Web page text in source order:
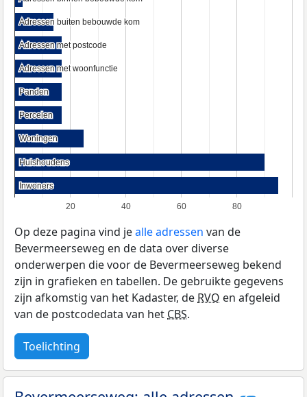
20 40 60 80
Adressen buiten bebouwde kom
Adressen buiten bebouwde kom
Adressen met postcode
Adressen met postcode
Adressen met woonfunctie
Adressen met woonfunctie
Panden
Panden
Percelen
Percelen
Woningen
Woningen
Huishoudens
Huishoudens
Inwoners
Inwoners
Op deze pagina vind jealle adressen van de
Bevermeerseweg en de data over diverse
onderwerpen die voor de Bevermeerseweg bekend
zijn in grafieken en tabellen. De gebruikte gegevens
zijn afkomstig van het Kadaster, deRVO en afgeleid
van de postcodedata van hetCBS.
Toelichting